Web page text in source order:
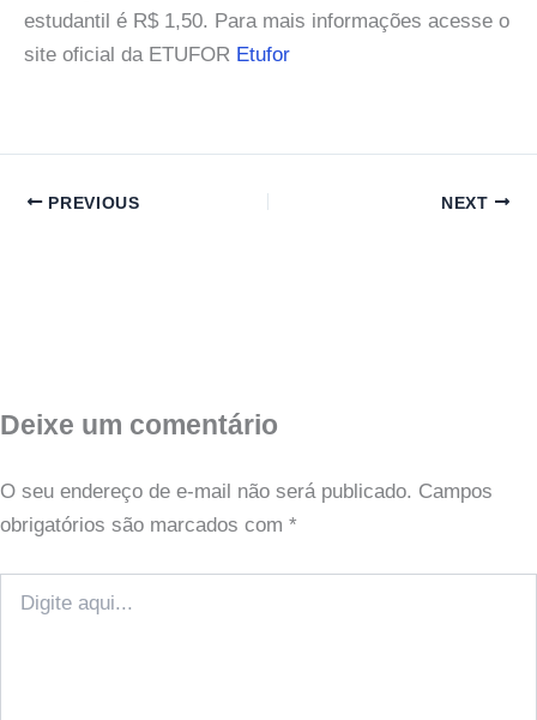
estudantil é R$ 1,50. Para mais informações acesse o
site oficial da ETUFOR Etufor
PREVIOUS NEXT
Deixe um comentário
O seu endereço de e-mail não será publicado. Campos
obrigatórios são marcados com *
aqui...